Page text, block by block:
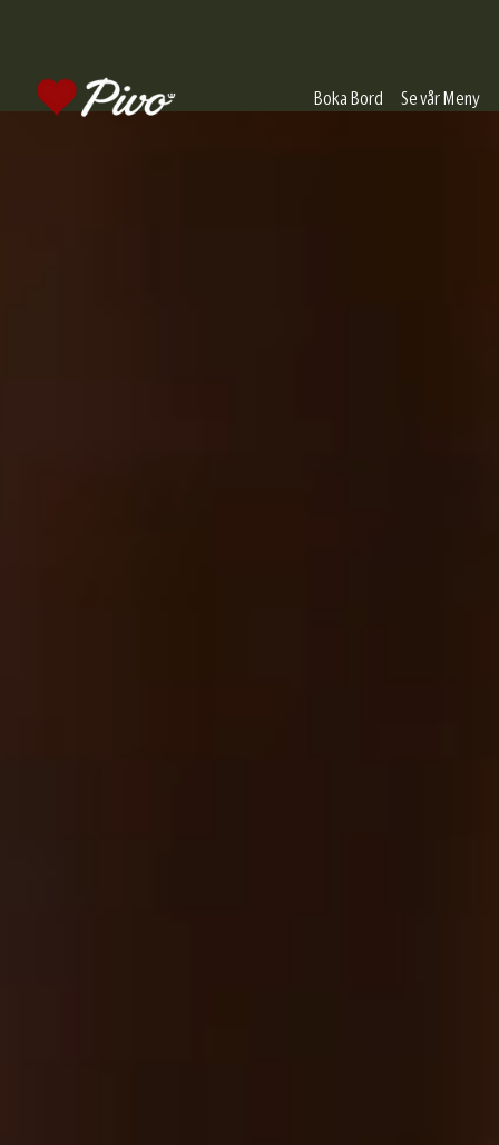
Boka Bord Se vår Meny